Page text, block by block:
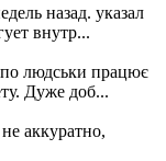
назад. указал
внутр...
по людськи працює
Дуже доб...
аккуратно,